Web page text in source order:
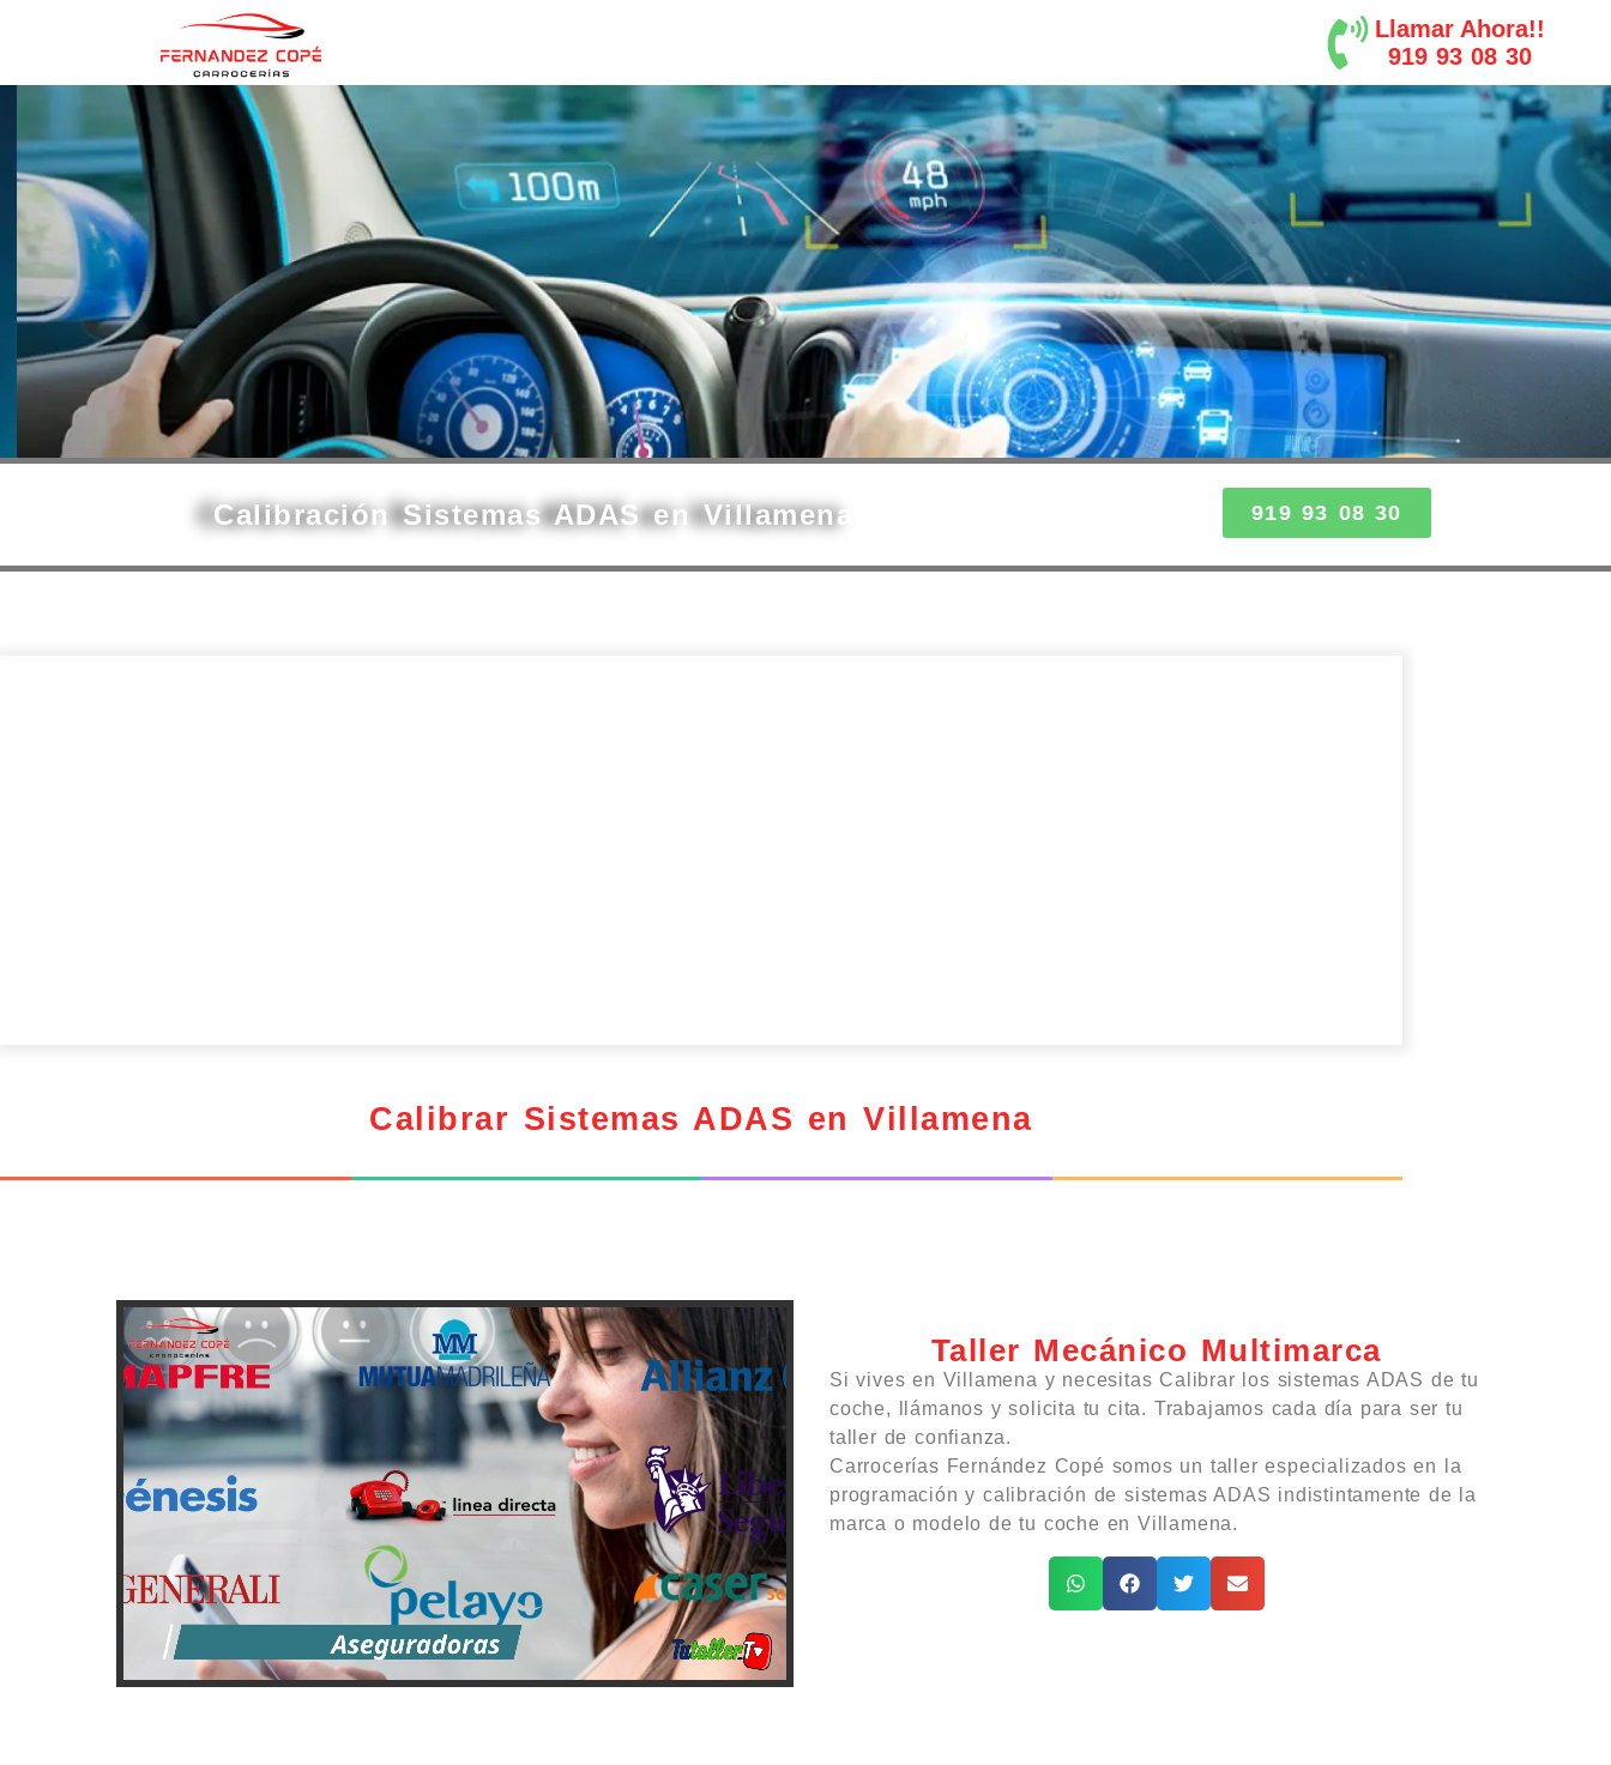
Llamar Ahora!!
919 93 08 30
Calibración Sistemas ADAS en Villamena 919 93 08 30
Calibrar Sistemas ADAS en Villamena
Taller Mecánico Multimarca
Si vives en Villamena y necesitas Calibrar los sistemas ADAS de tu
coche, llámanos y solicita tu cita. Trabajamos cada día para ser tu
taller de confianza.
Carrocerías Fernández Copé somos un taller especializados en la
programación y calibración de sistemas ADAS indistintamente de la
marca o modelo de tu coche en Villamena.